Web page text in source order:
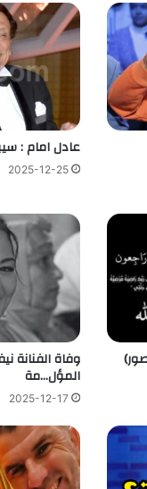
عادل امام :
2025-12-25
وفاة الفنانة
المؤل…مة
2025-12-17